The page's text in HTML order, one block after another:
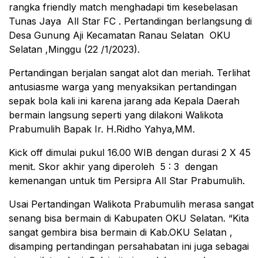
rangka friendly match menghadapi tim kesebelasan
Tunas Jaya All Star FC . Pertandingan berlangsung di
Desa Gunung Aji Kecamatan Ranau Selatan OKU
Selatan ,Minggu (22 /1/2023).
Pertandingan berjalan sangat alot dan meriah. Terlihat
antusiasme warga yang menyaksikan pertandingan
sepak bola kali ini karena jarang ada Kepala Daerah
bermain langsung seperti yang dilakoni Walikota
Prabumulih Bapak Ir. H.Ridho Yahya,MM.
Kick off dimulai pukul 16.00 WIB dengan durasi 2 X 45
menit. Skor akhir yang diperoleh 5 : 3 dengan
kemenangan untuk tim Persipra All Star Prabumulih.
Usai Pertandingan Walikota Prabumulih merasa sangat
senang bisa bermain di Kabupaten OKU Selatan. “Kita
sangat gembira bisa bermain di Kab.OKU Selatan ,
disamping pertandingan persahabatan ini juga sebagai